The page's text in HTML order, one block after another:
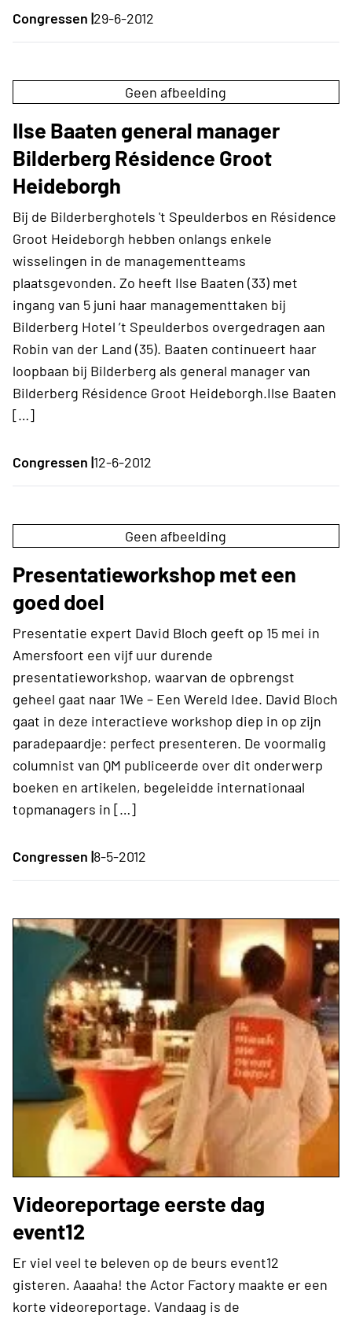
Congressen |29-6-2012
Geen afbeelding
Ilse Baaten general manager
Bilderberg Résidence Groot
Heideborgh
Bij de Bilderberghotels 't Speulderbos en Résidence
Groot Heideborgh hebben onlangs enkele
wisselingen in de managementteams
plaatsgevonden. Zo heeft Ilse Baaten (33) met
ingang van 5 juni haar managementtaken bij
Bilderberg Hotel ’t Speulderbos overgedragen aan
Robin van der Land (35). Baaten continueert haar
loopbaan bij Bilderberg als general manager van
Bilderberg Résidence Groot Heideborgh.Ilse Baaten
[…]
Congressen |12-6-2012
Geen afbeelding
Presentatieworkshop met een
goed doel
Presentatie expert David Bloch geeft op 15 mei in
Amersfoort een vijf uur durende
presentatieworkshop, waarvan de opbrengst
geheel gaat naar 1We – Een Wereld Idee. David Bloch
gaat in deze interactieve workshop diep in op zijn
paradepaardje: perfect presenteren. De voormalig
columnist van QM publiceerde over dit onderwerp
boeken en artikelen, begeleidde internationaal
topmanagers in […]
Congressen |8-5-2012
Videoreportage eerste dag
event12
Er viel veel te beleven op de beurs event12
gisteren. Aaaaha! the Actor Factory maakte er een
korte videoreportage. Vandaag is de